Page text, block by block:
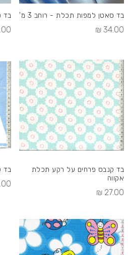
בד סאטן למפות תכלת - רוחב 3 מ'
34.00 ₪
בד
₪
בד קנבס פרחים על רקע תכלת
אקווה
27.00 ₪
בד
₪